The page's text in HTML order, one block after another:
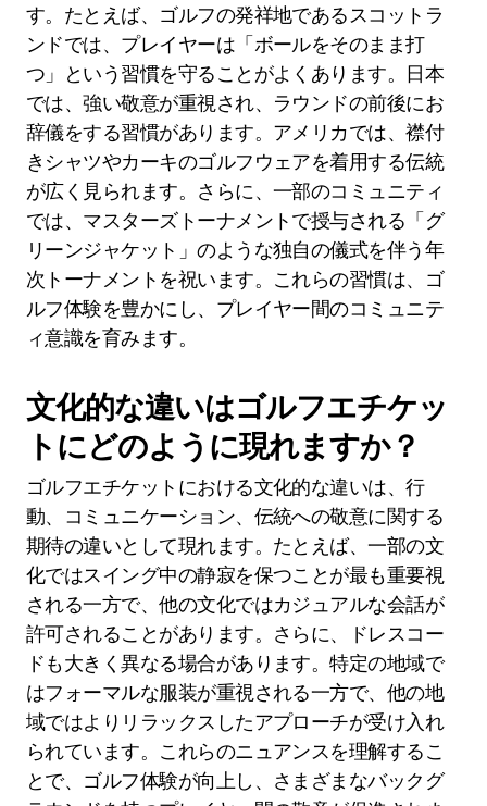
す。たとえば、ゴルフの発祥地であるスコットラ
ンドでは、プレイヤーは「ボールをそのまま打
つ」という習慣を守ることがよくあります。日本
では、強い敬意が重視され、ラウンドの前後にお
辞儀をする習慣があります。アメリカでは、襟付
きシャツやカーキのゴルフウェアを着用する伝統
が広く見られます。さらに、一部のコミュニティ
では、マスターズトーナメントで授与される「グ
リーンジャケット」のような独自の儀式を伴う年
次トーナメントを祝います。これらの習慣は、ゴ
ルフ体験を豊かにし、プレイヤー間のコミュニテ
ィ意識を育みます。
文化的な違いはゴルフエチケッ
トにどのように現れますか？
ゴルフエチケットにおける文化的な違いは、行
動、コミュニケーション、伝統への敬意に関する
期待の違いとして現れます。たとえば、一部の文
化ではスイング中の静寂を保つことが最も重要視
される一方で、他の文化ではカジュアルな会話が
許可されることがあります。さらに、ドレスコー
ドも大きく異なる場合があります。特定の地域で
はフォーマルな服装が重視される一方で、他の地
域ではよりリラックスしたアプローチが受け入れ
られています。これらのニュアンスを理解するこ
とで、ゴルフ体験が向上し、さまざまなバックグ